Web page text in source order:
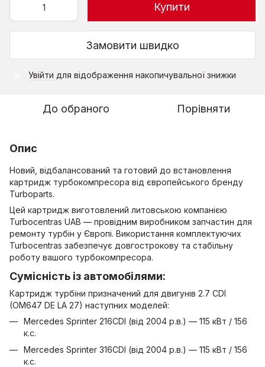
Купити
Замовити швидко
Увійти для відображення накопичувальної знижки
До обраного Порівняти
Опис
Новий, відбалансований та готовий до встановлення
картридж турбокомпресора від європейського бренду
Turboparts.
Цей картридж виготовлений литовською компанією
Turboсentras UAB — провідним виробником запчастин для
ремонту турбін у Європі. Використання комплектуючих
Turbocentras забезпечує довгострокову та стабільну
роботу вашого турбокомпресора.
Сумісність із автомобілями:
Картридж турбіни призначений для двигунів 2.7 CDI
(OM647 DE LA 27) наступних моделей:
Mercedes Sprinter 216CDI (від 2004 р.в.) — 115 кВт / 156
к.с.
Mercedes Sprinter 316CDI (від 2004 р.в.) — 115 кВт / 156
к.с.